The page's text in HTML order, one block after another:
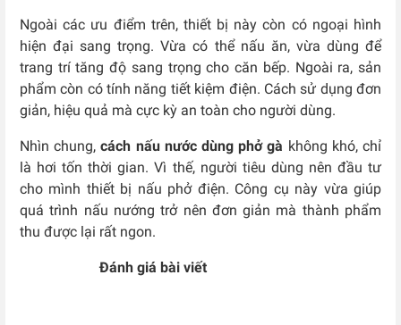
Ngoài các ưu điểm trên, thiết bị này còn có ngoại hình
hiện đại sang trọng. Vừa có thể nấu ăn, vừa dùng để
trang trí tăng độ sang trọng cho căn bếp. Ngoài ra, sản
phẩm còn có tính năng tiết kiệm điện. Cách sử dụng đơn
giản, hiệu quả mà cực kỳ an toàn cho người dùng.
Nhìn chung,cách nấu nước dùng phở gà không khó, chỉ
là hơi tốn thời gian. Vì thế, người tiêu dùng nên đầu tư
cho mình thiết bị nấu phở điện. Công cụ này vừa giúp
quá trình nấu nướng trở nên đơn giản mà thành phẩm
thu được lại rất ngon.
Đánh giá bài viết